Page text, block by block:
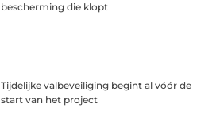
bescherming die klopt
Tijdelijke valbeveiliging begint al vóór de
start van het project